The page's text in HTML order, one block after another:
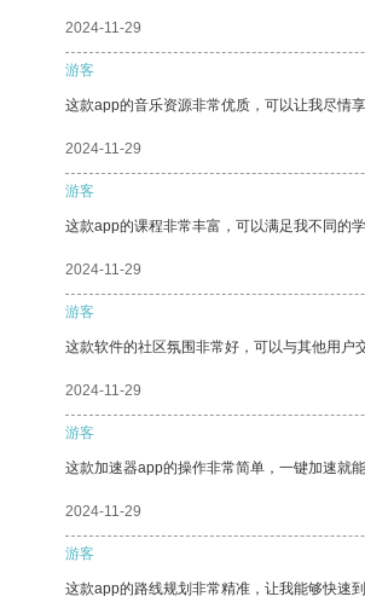
2024-11-29
游客
这款app的音乐资源非常优质，可以让我尽情享
2024-11-29
游客
这款app的课程非常丰富，可以满足我不同的
2024-11-29
游客
这款软件的社区氛围非常好，可以与其他用户
2024-11-29
游客
这款加速器app的操作非常简单，一键加速就能
2024-11-29
游客
这款app的路线规划非常精准，让我能够快速到